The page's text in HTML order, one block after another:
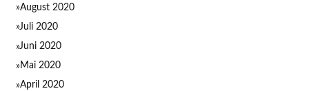
August 2020
Juli 2020
Juni 2020
Mai 2020
April 2020